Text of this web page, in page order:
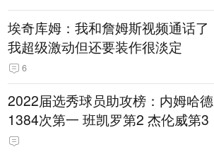
埃奇库姆：我和詹姆斯视频通话了
我超级激动但还要装作很淡定
6
2022届选秀球员助攻榜：内姆哈德
1384次第一 班凯罗第2 杰伦威第3